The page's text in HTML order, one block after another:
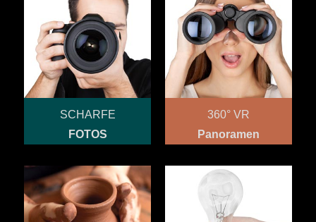
SCHARFE
FOTOS
360° VR
Panoramen